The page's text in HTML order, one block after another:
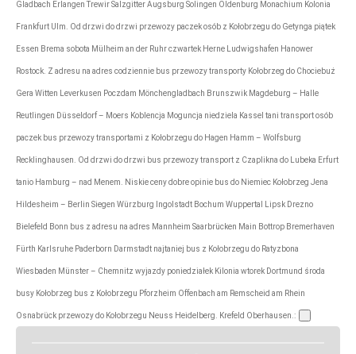
Gladbach Erlangen Trewir Salzgitter Augsburg Solingen Oldenburg Monachium Kolonia
Frankfurt Ulm. Od drzwi do drzwi przewozy paczek osób z Kołobrzegu do Getynga piątek
Essen Brema sobota Mülheim an der Ruhr czwartek Herne Ludwigshafen Hanower
Rostock. Z adresu na adres codziennie bus przewozy transporty Kołobrzeg do Chociebuż
Gera Witten Leverkusen Poczdam Mönchengladbach Brunszwik Magdeburg – Halle
Reutlingen Düsseldorf – Moers Koblencja Moguncja niedziela Kassel tani transport osób
paczek bus przewozy transportami z Kołobrzegu do Hagen Hamm – Wolfsburg
Recklinghausen. Od drzwi do drzwi bus przewozy transport z Czaplikna do Lubeka Erfurt
tanio Hamburg – nad Menem. Niskie ceny dobre opinie bus do Niemiec Kołobrzeg Jena
Hildesheim – Berlin Siegen Würzburg Ingolstadt Bochum Wuppertal Lipsk Drezno
Bielefeld Bonn bus z adresu na adres Mannheim Saarbrücken Main Bottrop Bremerhaven
Fürth Karlsruhe Paderborn Darmstadt najtaniej bus z Kołobrzegu do Ratyzbona
Wiesbaden Münster – Chemnitz wyjazdy poniedziałek Kilonia wtorek Dortmund środa
busy Kołobrzeg bus z Kołobrzegu Pforzheim Offenbach am Remscheid am Rhein
Osnabrück przewozy do Kołobrzegu Neuss Heidelberg. Krefeld Oberhausen.: